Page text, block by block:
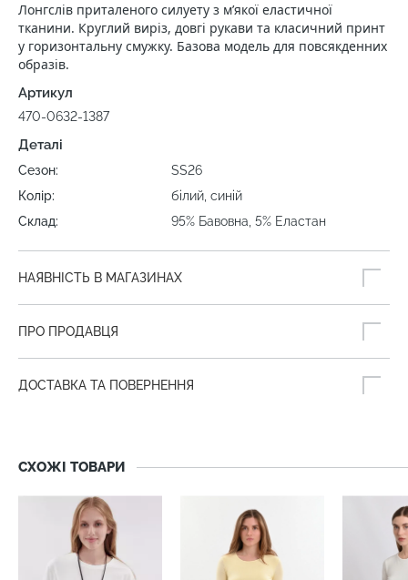
Лонгслів приталеного силуету з м’якої еластичної
тканини. Круглий виріз, довгі рукави та класичний принт
у горизонтальну смужку. Базова модель для повсякденних
образів.
Артикул
470-0632-1387
Деталі
Сезон:
SS26
Колір:
білий, синій
Склад:
95% Бавовна, 5% Еластан
НАЯВНІСТЬ В МАГАЗИНАХ
ПРО ПРОДАВЦЯ
ДОСТАВКА ТА ПОВЕРНЕННЯ
СХОЖІ ТОВАРИ